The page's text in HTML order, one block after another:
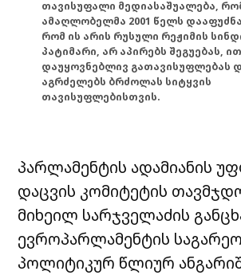
თავისუფალი მედიასაშუალება,
ამაღლობელმა 2001 წელს
რომ ის არის რუსული რეჟიმის
პატიმარი, არ აპირებს შეგუებას,
დაუყოვნებლივ გათავისუფლებას
აგრძელებს ბრძოლას სიტყვის
თავისუფლებისთვის.
პარლამენტის ადამიანის
დაცვის კომიტეტის
მიხეილ სარჯველაძის
ევროპარლამენტის საგარეო
პოლიტიკურ წლიურ